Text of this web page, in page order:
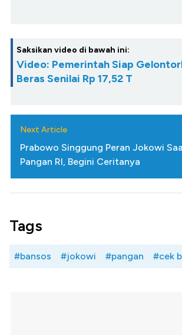
Saksikan video di bawah ini:
Video: Pemerintah Siap
Beras Senilai Rp 17,52 T
Next Article
Prabowo Singgung Peran Jokowi
Pangan RI, Begini Ceritanya
Tags
#bansos #jokowi #pangan #cek